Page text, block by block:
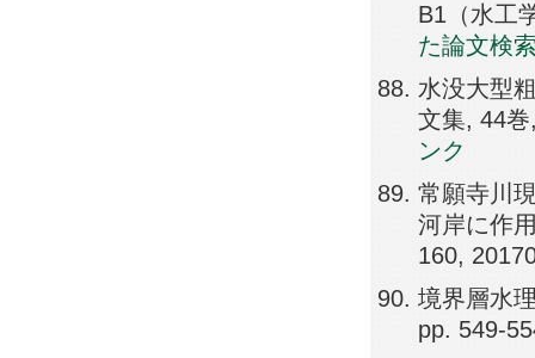
B1（水工
た論文検
水没大型
文集, 44
ンク
常願寺川
河岸に作
160,
境界層水
pp. 549-